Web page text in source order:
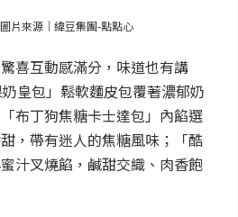
片來源｜緯豆集團-點點心
喜互動感滿分，味道也有講
皇包」鬆軟麵皮包覆著濃郁奶
布丁狗焦糖卡士達包」內餡選
，帶有迷人的焦糖風味；「酷
汁叉燒餡，鹹甜交織、肉香飽